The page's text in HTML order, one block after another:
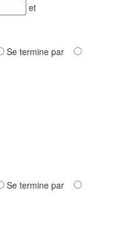
et
Se termine par
Se termine par